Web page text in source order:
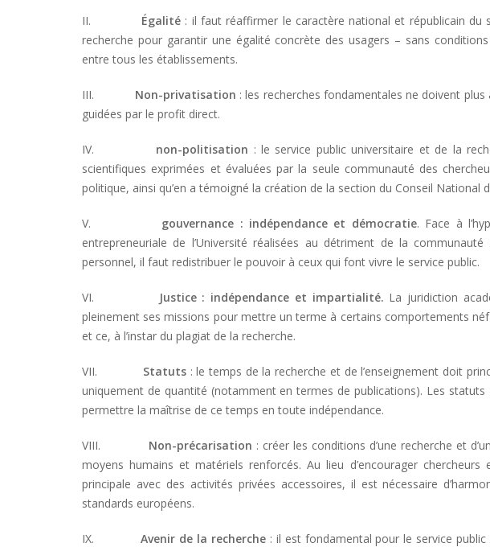
II. Égalité : il faut réaffirmer le caractère national et républicain du
recherche pour garantir une égalité concrète des usagers – sans
entre tous les établissements.
III. Non-privatisation : les recherches fondamentales ne doivent
guidées par le profit direct.
IV. non-politisation : le service public universitaire et de la
scientifiques exprimées et évaluées par la seule communauté des
politique, ainsi qu’en a témoigné la création de la section du Conseil National
V. gouvernance : indépendance et démocratie. Face à
entrepreneuriale de l’Université réalisées au détriment de la
personnel, il faut redistribuer le pouvoir à ceux qui font vivre le service public.
VI. Justice : indépendance et impartialité. La juridiction
pleinement ses missions pour mettre un terme à certains comportements
et ce, à l’instar du plagiat de la recherche.
VII. Statuts: le temps de la recherche et de l’enseignement doit
uniquement de quantité (notamment en termes de publications). Les
permettre la maîtrise de ce temps en toute indépendance.
VIII. Non-précarisation : créer les conditions d’une recherche et
moyens humains et matériels renforcés. Au lieu d’encourager
principale avec des activités privées accessoires, il est nécessaire
standards européens.
IX.Avenir de la recherche : il est fondamental pour le service